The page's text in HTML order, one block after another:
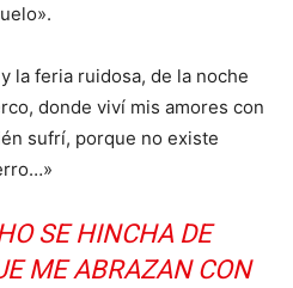
la feria ruidosa, de la noche
donde viví mis amores con
sufrí, porque no existe
SE HINCHA DE
ME ABRAZAN CON